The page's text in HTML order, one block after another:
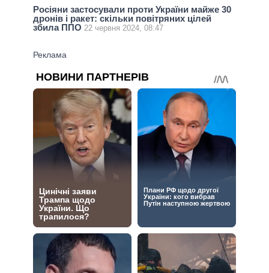
Росіяни застосували проти України майже 30
дронів і ракет: скільки повітряних цілей
збила ППО 22 червня 2024, 08:47